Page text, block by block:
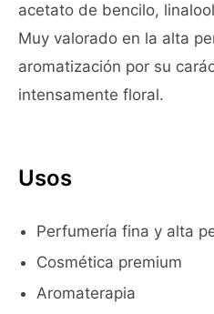
acetato de bencilo,
Muy valorado en la alta
aromatización por su
intensamente floral.
Usos
Perfumería fina y alta
Cosmética premium
Aromaterapia